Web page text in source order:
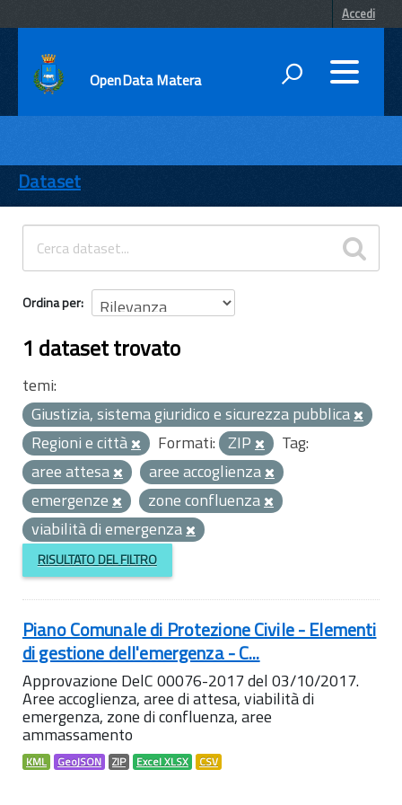
Accedi
OpenData Matera
ENTI
TEMI
INFORMAZIONI
Dataset
Ordina per
1 dataset trovato
temi:
Giustizia, sistema giuridico e sicurezza pubblica
Regioni e città
Formati: ZIP
Tag:
aree attesa
aree accoglienza
emergenze
zone confluenza
viabilità di emergenza
RISULTATO DEL FILTRO
Piano Comunale di Protezione Civile - Elementi
di gestione dell'emergenza - C...
Approvazione DelC 00076-2017 del 03/10/2017.
Aree accoglienza, aree di attesa, viabilità di
emergenza, zone di confluenza, aree
ammassamento
KML GeoJSON ZIP Excel XLSX CSV